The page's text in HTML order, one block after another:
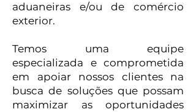
aduaneiras e/ou de comércio
exterior.
Temos uma equipe
especializada e comprometida
em apoiar nossos clientes na
busca de soluções que possam
maximizar as oportunidades